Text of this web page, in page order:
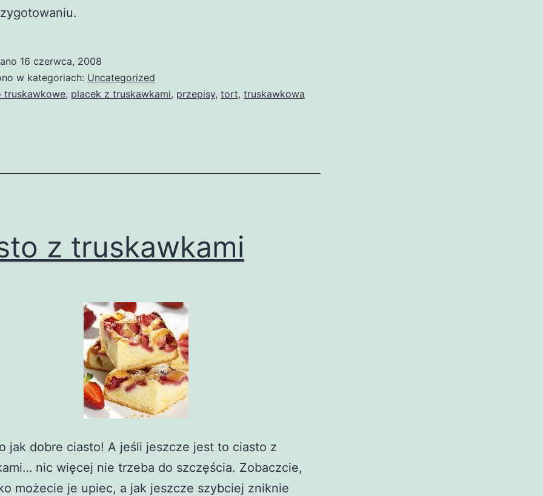
16 czerwca, 2008
w kategoriach: Uncategorized
truskawkowe, placek z truskawkami, przepisy, tort, truskawkowa
z truskawkami
jak dobre ciasto! A jeśli jeszcze jest to ciasto z
nic więcej nie trzeba do szczęścia. Zobaczcie,
możecie je upiec, a jak jeszcze szybciej zniknie